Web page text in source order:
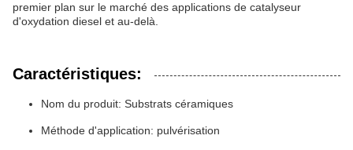
premier plan sur le marché des applications de catalyseur
d'oxydation diesel et au-delà.
Caractéristiques:
Nom du produit: Substrats céramiques
Méthode d'application: pulvérisation